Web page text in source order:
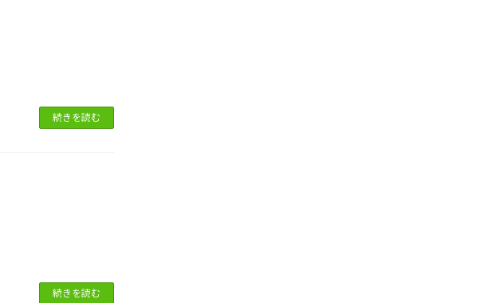
続きを読む
続きを読む